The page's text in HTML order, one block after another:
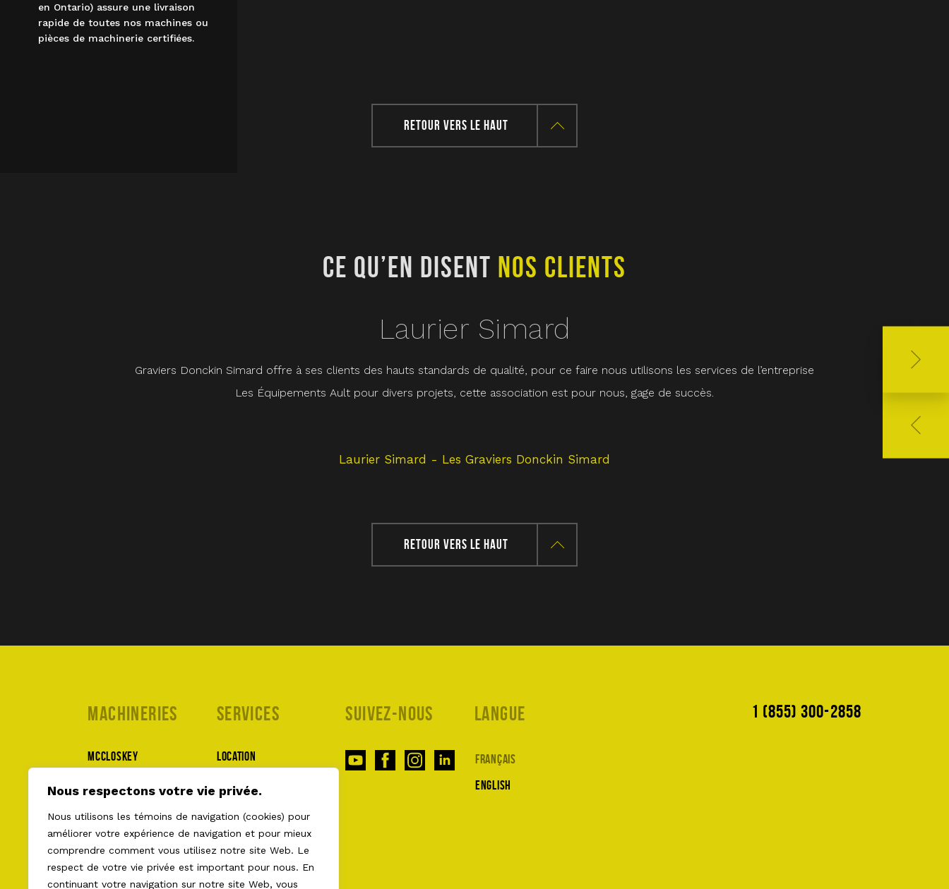
Nous respectons votre vie privée.
Nous utilisons les témoins de navigation (cookies) pour
améliorer votre expérience de navigation et pour mieux
comprendre comment vous utilisez notre site Web. Le
respect de votre vie privée est important pour nous. En
continuant votre navigation sur notre site Web, vous
en Ontario) assure une livraison
rapide de toutes nos machines ou
pièces de machinerie certifiées.
RETOUR VERS LE HAUT
CE QU’EN DISENT NOS CLIENTS
Laurier Simard
Graviers Donckin Simard offre à ses clients des hauts standards de qualité, pour ce faire nous utilisons les services de l’entreprise
Les Équipements Ault pour divers projets, cette association est pour nous, gage de succès.
Laurier Simard - Les Graviers Donckin Simard
RETOUR VERS LE HAUT
Chez Ault, nous
de nous offrir un
Machineries
McCloskey
Superior
Ecoverse
Services
Location
Nous joindre
Suivez-nous Langue
Français
English
1 (855) 300-2858